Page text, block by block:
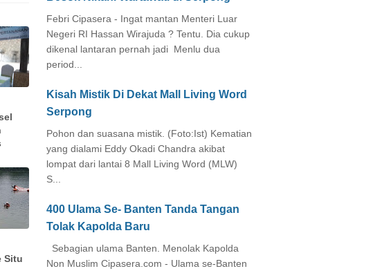
Situ
Febri Cipasera - Ingat mantan Menteri Luar
Negeri RI Hassan Wirajuda ? Tentu. Dia cukup
dikenal lantaran pernah jadi Menlu dua
period...
Kisah Mistik Di Dekat Mall Living Word
Serpong
Pohon dan suasana mistik. (Foto:Ist) Kematian
yang dialami Eddy Okadi Chandra akibat
lompat dari lantai 8 Mall Living Word (MLW)
S...
400 Ulama Se- Banten Tanda Tangan
Tolak Kapolda Baru
Sebagian ulama Banten. Menolak Kapolda
Non Muslim Cipasera.com - Ulama se-Banten